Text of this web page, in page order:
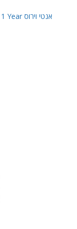
אנטי וירוס Eset NOD32 Antivirus For 1 Computer 1 Year